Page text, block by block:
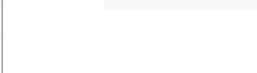
för Organisation
för Vision och värderingar